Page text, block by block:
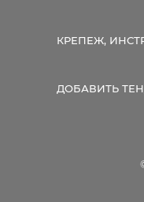
КРЕПЕЖ,
ДОБАВИТЬ